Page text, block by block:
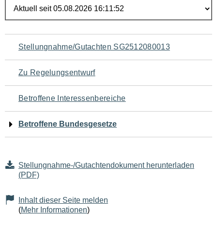
Navigation
für
den
Seiteninhalt
Stellungnahme/Gutachten SG2512080013
Zu Regelungsentwurf
Betroffene Interessenbereiche
Betroffene Bundesgesetze
Stellungnahme-/Gutachtendokument herunterladen
(PDF)
Inhalt dieser Seite melden
(Mehr Informationen)